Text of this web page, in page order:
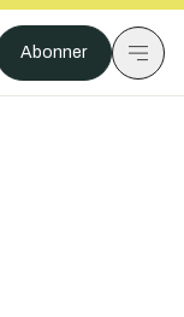
Abonner